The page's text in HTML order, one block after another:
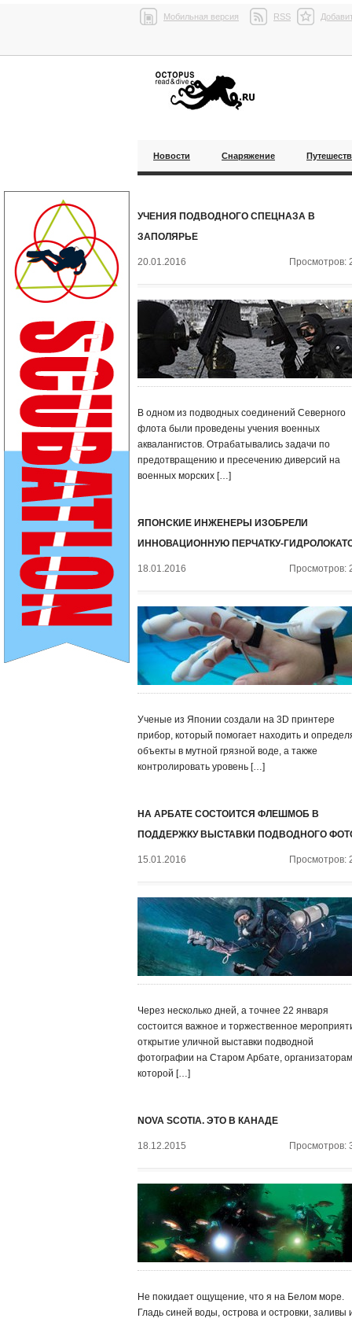
Мобильная версия RSS
Новости Снаряжение
УЧЕНИЯ ПОДВОДНОГО СПЕЦНАЗА В
ЗАПОЛЯРЬЕ
20.01.2016 Просмотров:
В одном из подводных соединений Северного
флота были проведены учения военных
аквалангистов. Отрабатывались задачи по
предотвращению и пресечению диверсий на
военных морских […]
ЯПОНСКИЕ ИНЖЕНЕРЫ ИЗОБРЕЛИ
ИННОВАЦИОННУЮ ПЕРЧАТКУ-
18.01.2016 Просмотров:
Ученые из Японии создали на 3D принтере
прибор, который помогает находить и
объекты в мутной грязной воде, а также
контролировать уровень […]
НА АРБАТЕ СОСТОИТСЯ ФЛЕШМОБ В
ПОДДЕРЖКУ ВЫСТАВКИ ПОДВОДНОГО
15.01.2016 Просмотров:
Через несколько дней, а точнее 22 января
состоится важное и торжественное
открытие уличной выставки подводной
фотографии на Старом Арбате,
которой […]
NOVA SCOTIA. ЭТО В КАНАДЕ
18.12.2015 Просмотров:
Не покидает ощущение, что я на Белом море.
Гладь синей воды, острова и островки, заливы